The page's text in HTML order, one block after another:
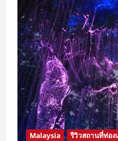
Malaysia รีวิวสถานที่ท่อง